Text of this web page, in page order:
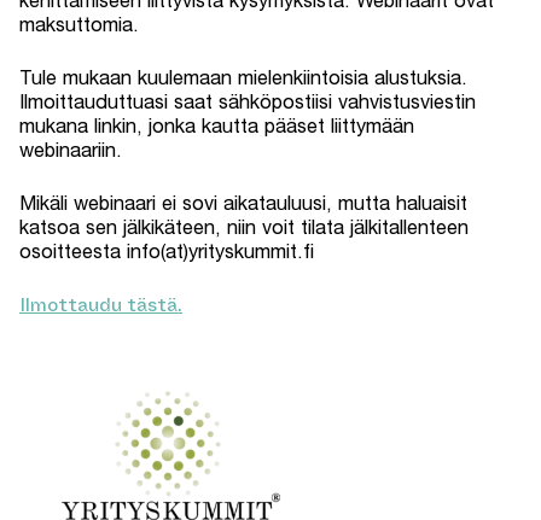
maksuttomia.
Tule mukaan kuulemaan mielenkiintoisia alustuksia.
Ilmoittauduttuasi saat sähköpostiisi vahvistusviestin
mukana linkin, jonka kautta pääset liittymään
webinaariin.
Mikäli webinaari ei sovi aikatauluusi, mutta haluaisit
katsoa sen jälkikäteen, niin voit tilata jälkitallenteen
osoitteesta info(at)yrityskummit.fi
Ilmottaudu tästä.